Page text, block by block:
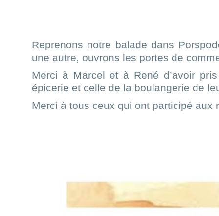
Reprenons notre balade dans
une autre, ouvrons les portes de
Merci à Marcel et à René d’avoir
épicerie et celle de la boulangerie de
Merci à tous ceux qui ont participé aux